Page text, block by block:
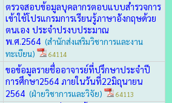
ตรวจสอบข้อมูลบุคลากรตอบแบบสำรวจการ
เข้าใช้โปรแกรมการเรียนรู้ภาษาอังกฤษด้วย
ตนเอง ประจำปรงบประมาณ
พ.ศ.2564 (สำนักส่งเสริมวิชาการและงาน
ทะเบียน)
64114
ขอข้อมูลรายชื่ออาจารย์ที่ปรึกษาประจำปี
การศึกษา2564 ภายในวันที่22มิถุนายน
2564 (ฝ่ายวิชาการและวิจัย) 64113